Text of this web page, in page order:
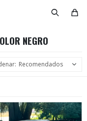
NEGRO
Recomendados